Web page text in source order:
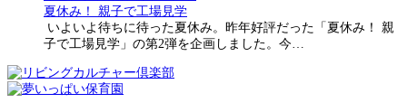
夏休み！ 親子で工場見学
いよいよ待ちに待った夏休み。昨年好評だった「夏休み！ 親
子で工場見学」の第2弾を企画しました。今…